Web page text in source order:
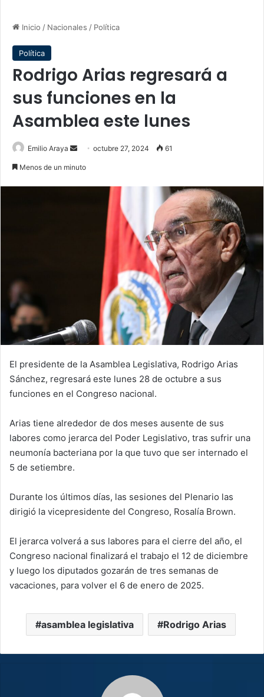
Inicio / Nacionales / Política
Política
Rodrigo Arias regresará a
sus funciones en la
Asamblea este lunes
Emilio Araya
Sendoctubre 27, 2024 61
Menos de un minuto
El presidente de la Asamblea Legislativa, Rodrigo Arias
Sánchez, regresará este lunes 28 de octubre a sus
funciones en el Congreso nacional.
Arias tiene alrededor de dos meses ausente de sus
labores como jerarca del Poder Legislativo, tras sufrir una
neumonía bacteriana por la que tuvo que ser internado el
5 de setiembre.
Durante los últimos días, las sesiones del Plenario las
dirigió la vicepresidente del Congreso, Rosalía Brown.
El jerarca volverá a sus labores para el cierre del año, el
Congreso nacional finalizará el trabajo el 12 de diciembre
y luego los diputados gozarán de tres semanas de
vacaciones, para volver el 6 de enero de 2025.
asamblea legislativa Rodrigo Arias